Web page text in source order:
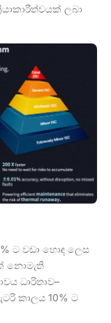
ලබා
ට වඩා හොඳ ලෙස
නොමැති
ධාරිතාව–
කාලය 10% ට